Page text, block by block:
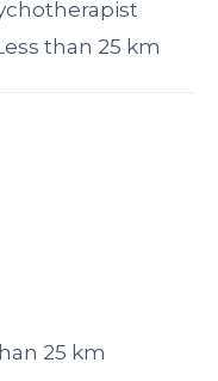
than 25 km
25 km